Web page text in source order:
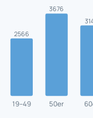
19–49
2566
50er
3676